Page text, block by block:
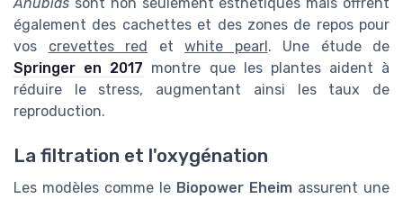
également des cachettes et des zones de repos pour
vos crevettes red et white pearl . Une étude de
Springer en 2017 montre que les plantes aident à
réduire le stress, augmentant ainsi les taux de
reproduction.
La filtration et l'oxygénation
Les modèles comme le Biopower Eheim assurent une